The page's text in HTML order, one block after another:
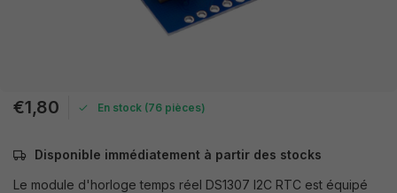
€1,80 En stock (76 pièces)
Disponible immédiatement à partir des stocks
Le module d'horloge temps réel DS1307 I2C RTC est équipé